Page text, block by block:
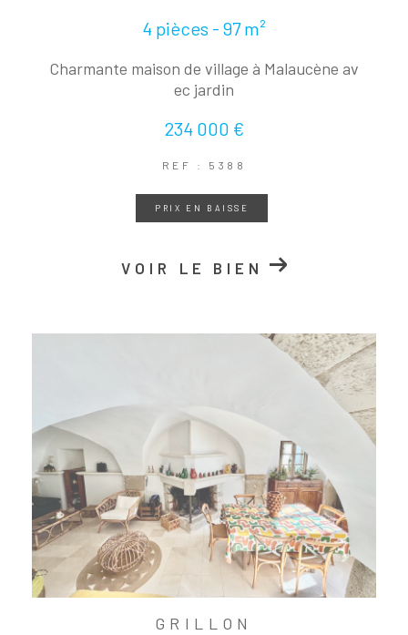
4 pièces - 97 m²
Charmante maison de village à Malaucène av
ec jardin
234 000 €
REF : 5388
PRIX EN BAISSE
VOIR LE BIEN
GRILLON